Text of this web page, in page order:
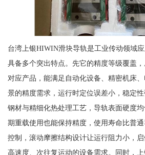
台湾上银HIWIN滑块导轨是工业传动领域
具备多个突出特点。先它的精度等级覆盖
对应产品，能满足自动化设备、精密机床
景的精度需求，运行时定位误差小，稳定
钢材与精细化热处理工艺，导轨表面硬度
期重载使用也能保持精度，使用寿命比普
控制，滚动摩擦结构设计让运行阻力小，
高速度、次往复运动的设备需求。同时，